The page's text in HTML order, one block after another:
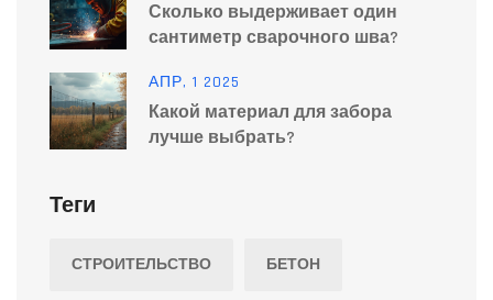
Сколько выдерживает один
сантиметр сварочного шва?
АПР, 1 2025
Какой материал для забора
лучше выбрать?
Теги
СТРОИТЕЛЬСТВО БЕТОН